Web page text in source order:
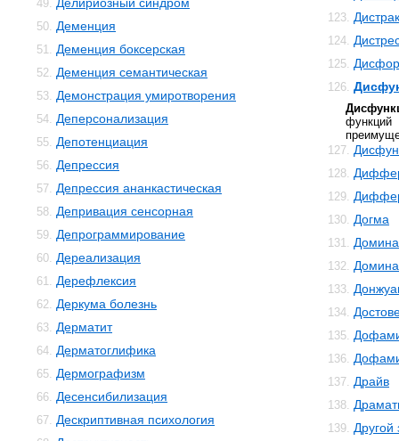
49.
50. Деменция
51. Деменция боксерская
52. Деменция семантическая
53. Демонстрация умиротворения
54. Деперсонализация
55. Депотенциация
56. Депрессия
57. Депрессия ананкастическая
58. Депривация сенсорная
59. Депрограммирование
60. Дереализация
61. Дерефлексия
62. Деркума болезнь
63. Дерматит
64. Дерматоглифика
65. Дермографизм
66. Десенсибилизация
67. Дескриптивная психология
123.
124.
125.
126.
127.
128.
129.
130. Догма
131.
132.
133.
134.
135.
136.
137. Драйв
138.
139.